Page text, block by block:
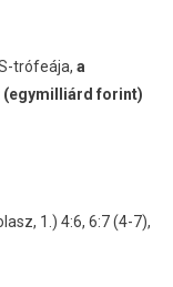
trófeája, a
(egymilliárd forint)
1.) 4:6, 6:7 (4-7),